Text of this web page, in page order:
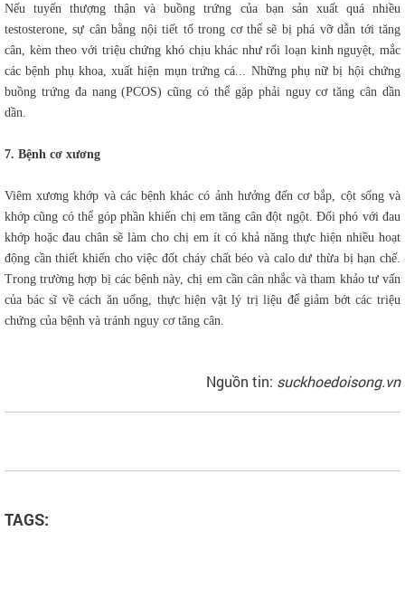
Nếu tuyến thượng thận và buồng trứng của bạn sản xuất quá nhiều
testosterone, sự cân bằng nội tiết tố trong cơ thể sẽ bị phá vỡ dẫn tới tăng
cân, kèm theo với triệu chứng khó chịu khác như rối loạn kinh nguyệt, mắc
các bệnh phụ khoa, xuất hiện mụn trứng cá... Những phụ nữ bị hội chứng
buồng trứng đa nang (PCOS) cũng có thể gặp phải nguy cơ tăng cân dần
dần.
7. Bệnh cơ xương
Viêm xương khớp và các bệnh khác có ảnh hưởng đến cơ bắp, cột sống và
khớp cũng có thể góp phần khiến chị em tăng cân đột ngột. Đối phó với đau
khớp hoặc đau chân sẽ làm cho chị em ít có khả năng thực hiện nhiều hoạt
động cần thiết khiến cho việc đốt cháy chất béo và calo dư thừa bị hạn chế.
Trong trường hợp bị các bệnh này, chị em cần cân nhắc và tham khảo tư vấn
của bác sĩ về cách ăn uống, thực hiện vật lý trị liệu để giảm bớt các triệu
chứng của bệnh và tránh nguy cơ tăng cân.
Nguồn tin: suckhoedoisong.vn
TAGS: